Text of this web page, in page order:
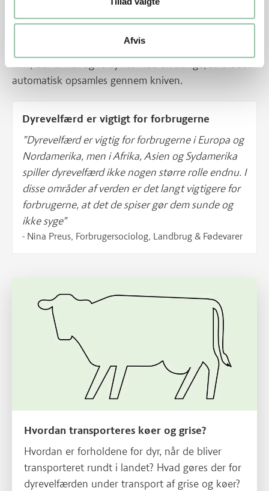
Afvis
De bevidstløse grise hæves op i det ene bagben i en
følge af blodtab. Som regel stikkes de med en særlig
kniv, der er hul og forsynet med en slange, så blodet
automatisk opsamles gennem kniven.
Dyrevelfærd er vigtigt for forbrugerne
”Dyrevelfærd er vigtig for forbrugerne i Europa og
Nordamerika, men i Afrika, Asien og Sydamerika
spiller dyrevelfærd ikke nogen større rolle endnu. I
disse områder af verden er det langt vigtigere for
forbrugerne, at det de spiser gør dem sunde og
ikke syge”
- Nina Preus, Forbrugersociolog, Landbrug & Fødevarer
Hvordan transporteres køer og grise?
Hvordan er forholdene for dyr, når de bliver
transporteret rundt i landet? Hvad gøres der for
dyrevelfærden under transport af grise og køer?